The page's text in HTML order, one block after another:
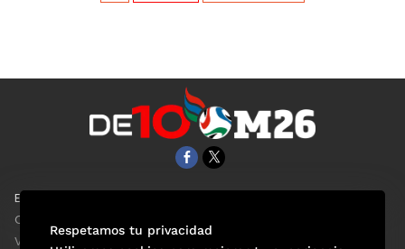
EL UNIVERSAL
Clase
ViveUSA
Respetamos tu privacidad